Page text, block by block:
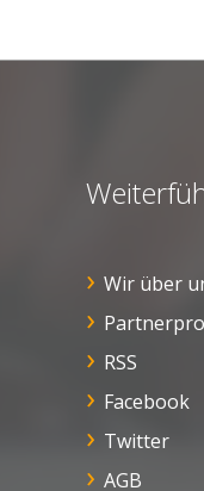
Wir über
RSS
Facebook
Twitter
AGB